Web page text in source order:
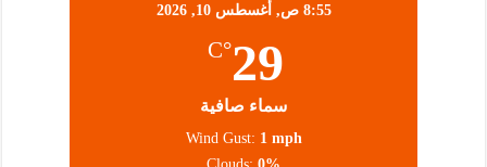
8:55 ص, أغسطس 10, 2026
29
°C
سماء صافية
Wind Gust: 1 mph